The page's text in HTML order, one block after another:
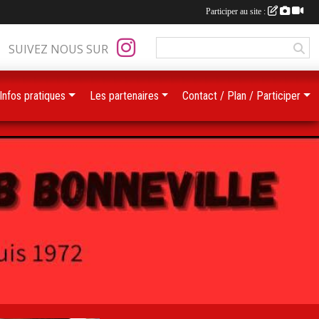
SUIVEZ NOUS SUR
pratiques Les partenaires Contact / Plan / Participer
Participer au site :